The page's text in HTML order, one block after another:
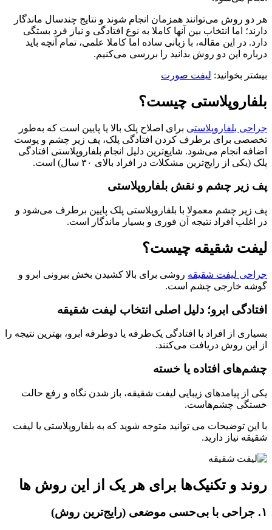
هر دو روش می‌توانند همزمان انجام شوند و نتایج چندسال ماندگار
دارند؛ اما انتخاب بین آنها کاملا به نوع افتادگی و نیاز فرد بستگی
دارد. در این مقاله، با زبانی ساده اما کاملا علمی، تمام آنچه باید
درباره این دو روش بدانید را بررسی می‌کنیم.
بیشتر بخوانید: لیفت صورت
بلفاروپلاستی چیست؟
جراحی بلفاروپلاستی برای اصلاح پلک بالا یا پایین است که به‌طور
تخصصی برای برطرف کردن افتادگی پلک، پف زیر چشم و پوست
اضافه انجام می‌شود. شایع‌ترین دلیل انجام بلفاروپلاستی افتادگی
پلک (یکی از رایج‌ترین مشکلات در افراد بالای ۳۰ سال) است.
پف زیر چشم و نقش بلفاروپلاستی
پف زیر چشم معمولا با بلفاروپلاستی پلک پایین برطرف می‌شود و
در اغلب افراد نتیجه آن فوری و بسیار ماندگار است.
لیفت شقیقه چیست؟
جراحی لیفت شقیقه روشی برای بالا کشیدن بخش بیرونی ابرو و
گوشه خارجی چشم است.
افتادگی ابرو؛ دلیل اصلی انتخاب لیفت شقیقه
بسیاری از افراد با افتادگی یک‌طرفه یا دوطرفه ابرو، بهترین نتیجه را
از این روش دریافت می‌کنند.
چشم‌های افتاده یا خسته
یکی از پیامدهای زیبایی لیفت شقیقه، باز شدن نگاه و رفع حالت
خستگی چشم‌هاست.
با این توضیحات می توانید متوجه شوید که به بلفاروپلاستی یا لیفت
شقیقه نیاز دارید.
روند و تکنیک‌ها برای هر یک از این روش ها
۱. جراحی با بی‌حسی موضعی (رایج‌ترین روش)